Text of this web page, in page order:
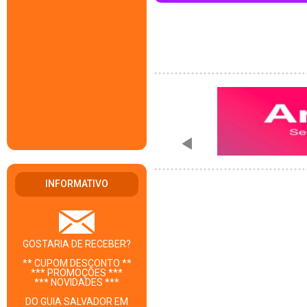
INFORMATIVO
GOSTARIA DE RECEBER?
** CUPOM DESCONTO **
*** PROMOÇÕES ***
*** NOVIDADES ***
DO GUIA SALVADOR EM